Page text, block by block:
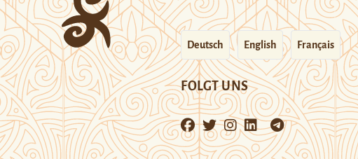
Deutsch English Français
FOLGT UNS